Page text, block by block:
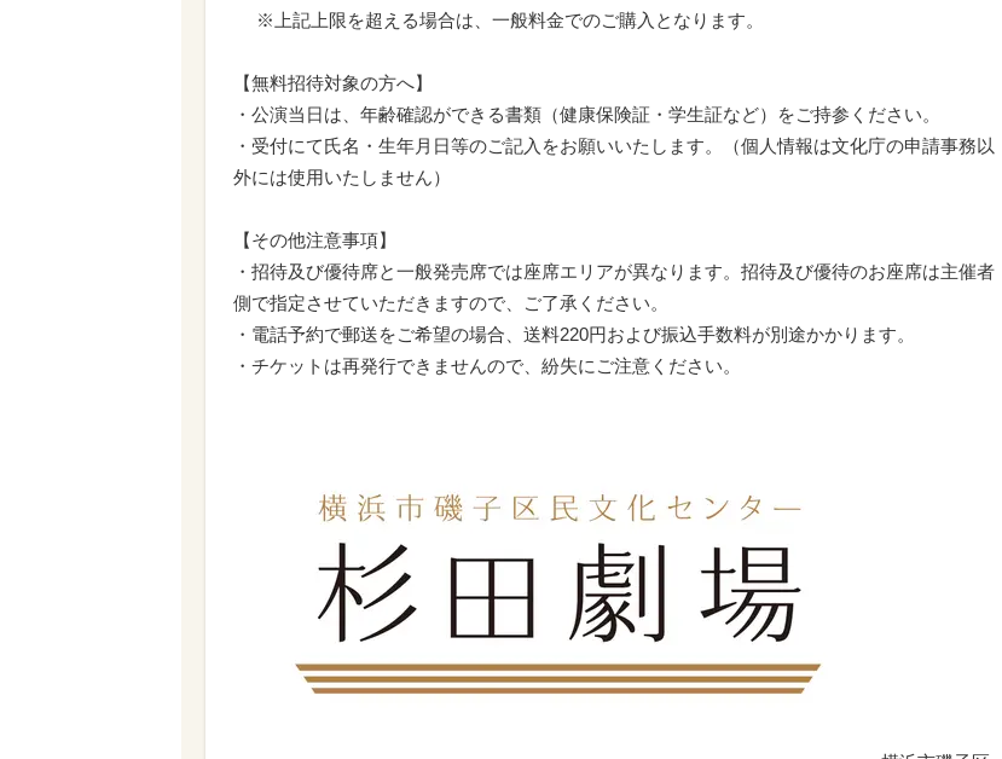
※上記上限を超える場合は、一般料金でのご購入となります。
【無料招待対象の方へ】
・公演当日は、年齢確認ができる書類（健康保険証・学生証など）をご持参ください。
・受付にて氏名・生年月日等のご記入をお願いいたします。（個人情報は文化庁の申請事務以
外には使用いたしません）
【その他注意事項】
・招待及び優待席と一般発売席では座席エリアが異なります。招待及び優待のお座席は主催者
側で指定させていただきますので、ご了承ください。
・電話予約で郵送をご希望の場合、送料220円および振込手数料が別途かかります。
・チケットは再発行できませんので、紛失にご注意ください。